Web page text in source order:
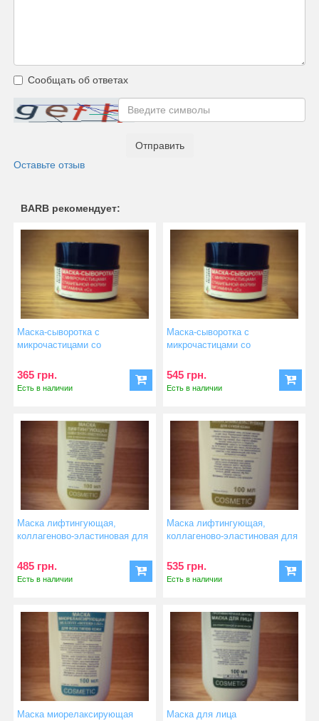
Сообщать об ответах
Отправить
Оставьте отзыв
BARB рекомендует:
Маска-сыворотка с
микрочастицами со
365 грн.
Есть в наличии
Маска-сыворотка с
микрочастицами со
545 грн.
Есть в наличии
Маска лифтингующая,
коллагеново-эластиновая для
485 грн.
Есть в наличии
Маска лифтингующая,
коллагеново-эластиновая для
535 грн.
Есть в наличии
Маска миорелаксирующая
Маска для лица